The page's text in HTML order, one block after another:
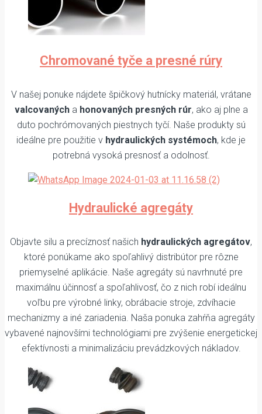
Chromované tyče a presné rúry
V našej ponuke nájdete špičkový hutnícky materiál, vrátane
valcovanýcha honovaných presných rúr, ako aj plne a
duto pochrómovaných piestnych tyčí. Naše produkty sú
ideálne pre použitie v hydraulických systémoch, kde je
potrebná vysoká presnosť a odolnosť.
Hydraulické agregáty
Objavte silu a precíznosť našich hydraulických agregátov,
ktoré ponúkame ako spoľahlivý distribútor pre rôzne
priemyselné aplikácie. Naše agregáty sú navrhnuté pre
maximálnu účinnosť a spoľahlivosť, čo z nich robí ideálnu
voľbu pre výrobné linky, obrábacie stroje, zdvíhacie
mechanizmy a iné zariadenia. Naša ponuka zahŕňa agregáty
vybavené najnovšími technológiami pre zvýšenie energetickej
efektívnosti a minimalizáciu prevádzkových nákladov.